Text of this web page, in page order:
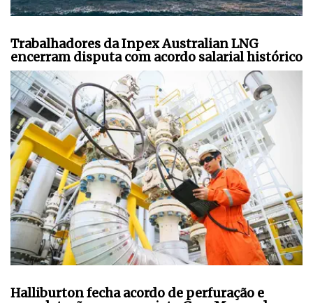
Trabalhadores da Inpex Australian LNG
encerram disputa com acordo salarial histórico
Halliburton fecha acordo de perfuração e